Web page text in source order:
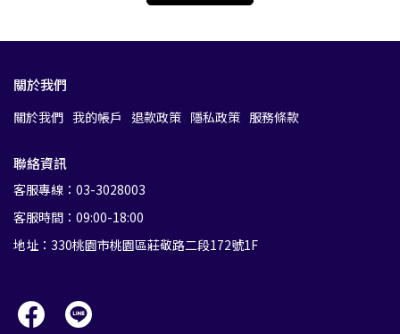
關於我們
關於我們 我的帳戶 退款政策 隱私政策 服務條款
聯絡資訊
客服專線：03-3028003
客服時間：09:00-18:00
地址：330桃園市桃園區莊敬路二段172號1F